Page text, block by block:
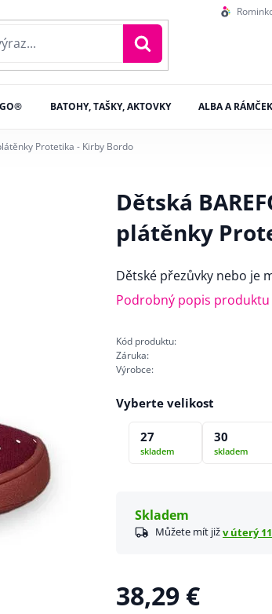
BATOHY, TAŠKY, AKTOVKY ALBA A
Protetika - Kirby Bordo
Dětská
plátěnky
Dětské přezůvky nebo je
Podrobný popis produktu
Kód produktu:
Záruka:
Výrobce:
Vyberte velikost
27
skladem
30
skladem
Skladem
Můžete mít jižv úterý
38,29 €